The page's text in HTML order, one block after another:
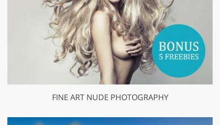
FINE ART NUDE PHOTOGRAPHY